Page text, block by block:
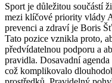
Sport je důležitou součástí
mezi klíčové priority vlády
prevenci a zdraví je Boris
Tato pozice vznikla proto,
předvídatelnou podporu a
pravidla. Dosavadní
což komplikovalo